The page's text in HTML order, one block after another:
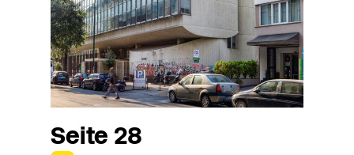
Seite 28